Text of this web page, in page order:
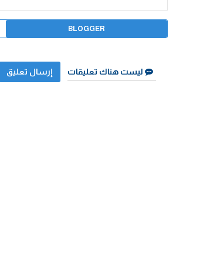
BLOGGER
ليست هناك تعليقات إرسال تعليق